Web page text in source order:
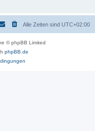
Alle Zeiten sind UTC+02:00
© phpBB Limited
phpBB.de